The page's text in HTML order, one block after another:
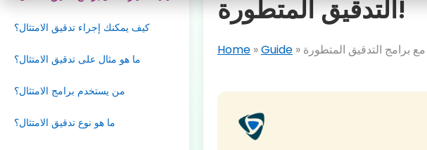
كيف يمكنك إجراء تدقيق الامتثال؟
ما هو مثال على تدقيق الامتثال؟
من يستخدم برامج الامتثال؟
ما هو نوع تدقيق الامتثال؟
التدقيق المتطورة!
Home»Guide»